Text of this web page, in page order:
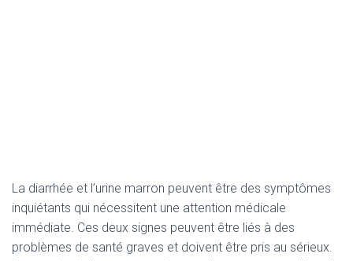
La diarrhée et l’urine marron peuvent être des symptômes
inquiétants qui nécessitent une attention médicale
immédiate. Ces deux signes peuvent être liés à des
problèmes de santé graves et doivent être pris au sérieux.